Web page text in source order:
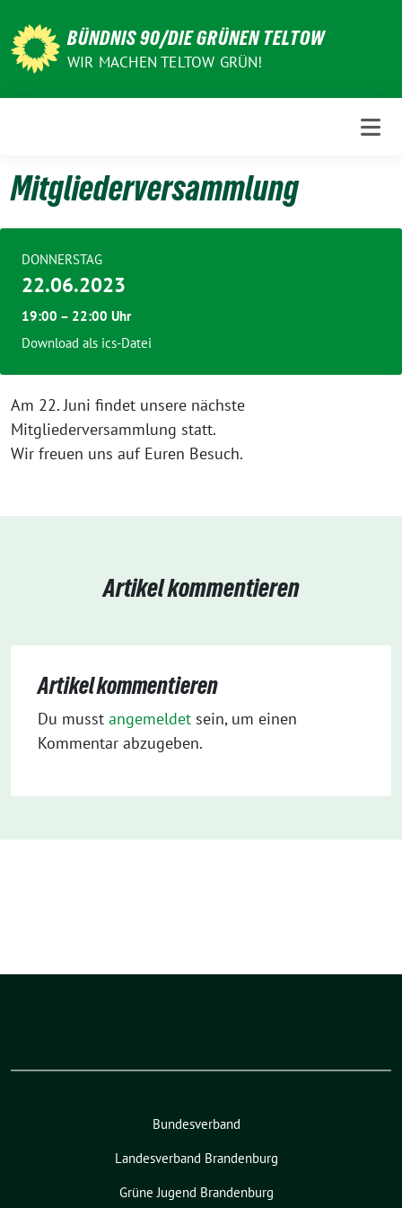
zum
Inhalt
BÜNDNIS 90/DIE GRÜNEN TELTOW
WIR MACHEN TELTOW GRÜN!
Mitgliederversammlung
Am 22. Juni findet unsere nächste
Mitgliederversammlung statt.
Wir freuen uns auf Euren Besuch.
DONNERSTAG
22.06.2023
19:00 – 22:00 Uhr
Download als ics-Datei
Artikel kommentieren
Artikel kommentieren
Du musst angemeldet sein, um einen
Kommentar abzugeben.
Bundesverband
Landesverband Brandenburg
Grüne Jugend Brandenburg